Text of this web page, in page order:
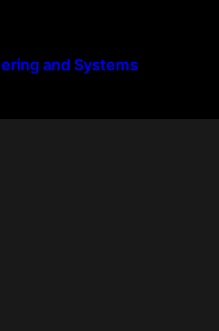
and Systems